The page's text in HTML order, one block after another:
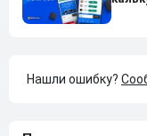
Нашли ошибку?